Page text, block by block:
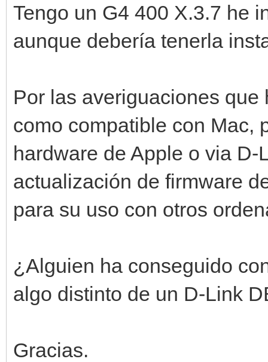
Tengo un G4 400 X.3.7 he
aunque debería tenerla
Por las averiguaciones
como compatible con Mac,
hardware de Apple o via
actualización de firmware
para su uso con otros
¿Alguien ha conseguido
algo distinto de un D-Link
Gracias.